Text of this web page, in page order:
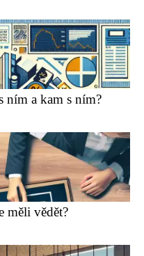
ním a kam s ním?
měli vědět?